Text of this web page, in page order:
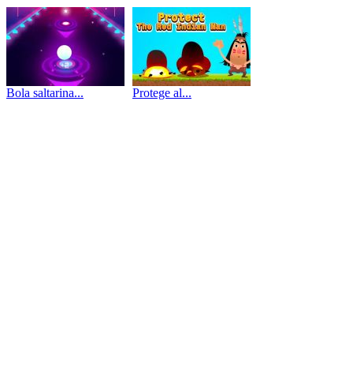
Bola saltarina... Protege al...